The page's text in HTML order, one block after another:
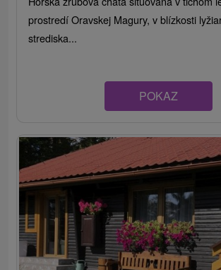
prostredí Oravskej Magury, v blízkosti
strediska...
POKAZ